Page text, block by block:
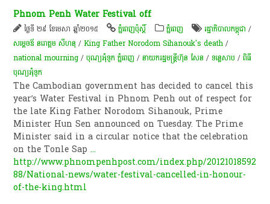
Phnom Penh Water Festival off
ថ្ងៃទី ២៩ ខែមេសា ឆ្នាំ២០១៥ ភ្នំពេញប៉ុស្តិ៍ ភ្នំពេញ រដ្ឋាភិបាលកម្ពុជា /
សម្ដេចឪ នរោត្តម សីហនុ /King Father Norodom Sihanouk's death /
national mourning /បុណ្យអុំទូក ភ្នំពេញ /នាយករដ្ឋមន្ត្រីហ៊ុន សែន /ទន្លេសាប /ពិធី
បុណ្យអុំទូក
The Cambodian government has decided to cancel this
year’s Water Festival in Phnom Penh out of respect for
the late King Father Norodom Sihanouk, Prime
Minister Hun Sen announced on Tuesday. The Prime
Minister said in a circular notice that the celebration
on the Tonle Sap...
http://www.phnompenhpost.com/index.php/20121018592
88/National-news/water-festival-cancelled-in-honour-
of-the-king.html